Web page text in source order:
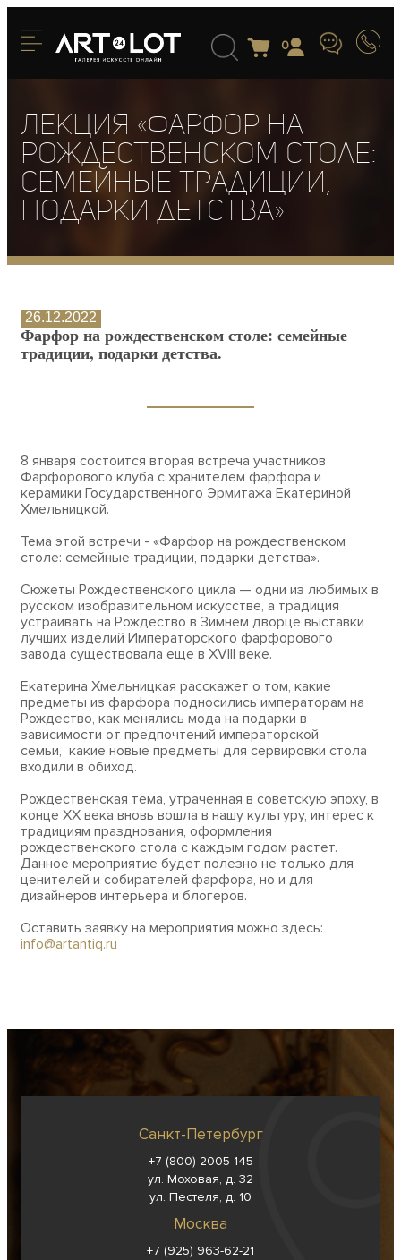
0
Лекция «Фарфор на
рождественском столе:
семейные традиции,
подарки детства»
26.12.2022
Фарфор на рождественском столе: семейные
традиции, подарки детства.
8 января состоится вторая встреча участников
Фарфорового клуба с хранителем фарфора и
керамики Государственного Эрмитажа Екатериной
Хмельницкой.
Тема этой встречи - «Фарфор на рождественском
столе: семейные традиции, подарки детства».
Сюжеты Рождественского цикла — одни из любимых в
русском изобразительном искусстве, а традиция
устраивать на Рождество в Зимнем дворце выставки
лучших изделий Императорского фарфорового
завода существовала еще в XVIII веке.
Екатерина Хмельницкая расскажет о том, какие
предметы из фарфора подносились императорам на
Рождество, как менялись мода на подарки в
зависимости от предпочтений императорской
семьи, какие новые предметы для сервировки стола
входили в обиход.
Рождественская тема, утраченная в советскую эпоху, в
конце XX века вновь вошла в нашу культуру, интерес к
традициям празднования, оформления
рождественского стола с каждым годом растет.
Данное мероприятие будет полезно не только для
ценителей и собирателей фарфора, но и для
дизайнеров интерьера и блогеров.
Оставить заявку на мероприятия можно здесь:
info@artantiq.ru
Санкт-Петербург
+7 (800) 2005-145
ул. Моховая, д. 32
ул. Пестеля, д. 10
Москва
+7 (925) 963-62-21